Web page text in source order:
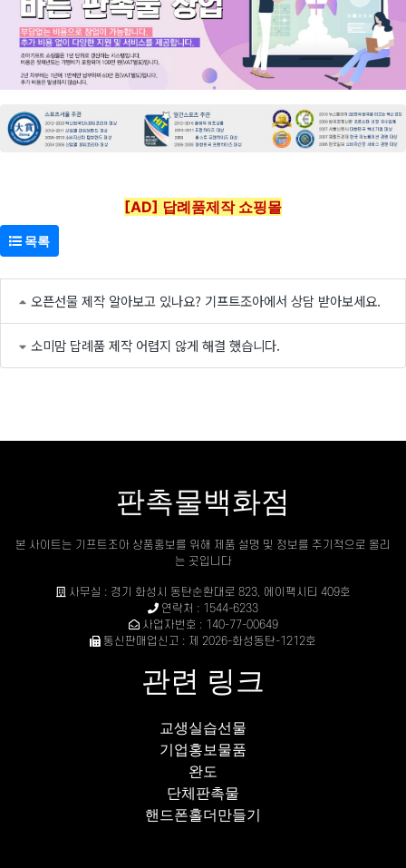
[AD] 답례품제작 쇼핑몰
목록
오픈선물 제작 알아보고 있나요? 기프트조아에서 상담 받아보세요.
소미맘 답례품 제작 어렵지 않게 해결 했습니다.
판촉물백화점
본 사이트는 기프트조아 상품홍보를 위해 제품 설명 및 정보를 주기적으로 올리
는 곳입니다
사무실 : 경기 화성시 동탄순환대로 823, 에이팩시티 409호
연락처 : 1544-6233
사업자번호 : 140-77-00649
통신판매업신고 : 제 2026-화성동탄-1212호
관련 링크
교생실습선물
기업홍보물품
완도
단체판촉물
핸드폰홀더만들기